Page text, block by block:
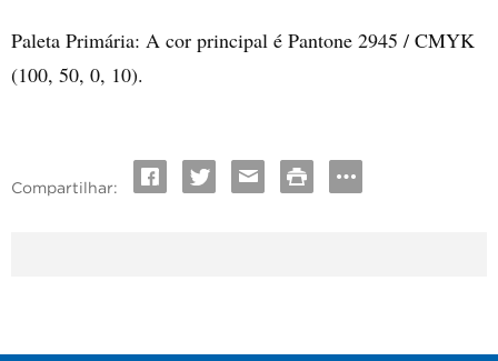
Paleta Primária: A cor principal é Pantone 2945 / CMYK
(100, 50, 0, 10).
Compartilhar: